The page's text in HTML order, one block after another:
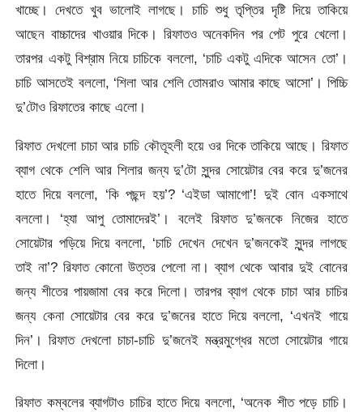
খাচ্ছে। দেখতে খুব ভালোই লাগছে। চাচি শুধু তৃপ্তির দৃষ্টি দিয়ে তাকিয়ে
আছেন বাচ্চাদের খাওয়ার দিকে। রিফাতও অনেকদিন পর পেট পুরে খেলো।
তারপর একটু বিশ্রাম নিয়ে চাচিকে বললো, ‘চাচি একটু এদিকে আসেন তো’।
চাচি আসতেই বললো, ‘শিলা আর শেলি তোমরাও আমার কাছে আসো’। পিচ্চি
দু’টোও রিফাতের কাছে এলো।
রিফাত দেখলো চাচা আর চাচি কৌতূহলী হয়ে ওর দিকে তাকিয়ে আছে। রিফাত
ব্যাগ থেকে শেলি আর শিলার জন্য দু’টো সুন্দর সোয়েটার বের করে দু’জনের
হাতে দিয়ে বললো, ‘কি পছন্দ হয়’? ‘এইডা আমাগো’! দুই বোন একসাথে
বললো। ‘হ্যা আপু তোমাদেরই’। বলেই রিফাত দু’জনকে নিজের হাতে
সোয়েটার পড়িয়ে দিয়ে বললো, ‘চাচি দেখেন দেখেন দু’জনকেই সুন্দর লাগছে
তাই না’? রিফাত কোনো উত্তর পেলো না। ব্যাগ থেকে আবার দুই বোনের
জন্য শীতের পায়জামা বের করে দিলো। তারপর ব্যাগ থেকে চাচা আর চাচির
জন্য কেনা সোয়েটার বের করে দু’জনের হাতে দিয়ে বললো, ‘এখনই গায়ে
দিন’। রিফাত দেখলো চাচা-চাচি দু’জনেই মন্ত্রমুগ্ধের মতো সোয়েটার গায়ে
দিলো।
রিফাত কম্বলের ব্যাগটাও চাচির হাতে দিয়ে বললো, ‘অনেক শীত পড়ে চাচি।